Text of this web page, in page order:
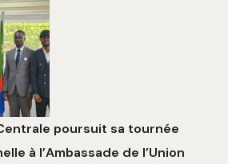
poursuit sa tournée
à l’Ambassade de l’Union